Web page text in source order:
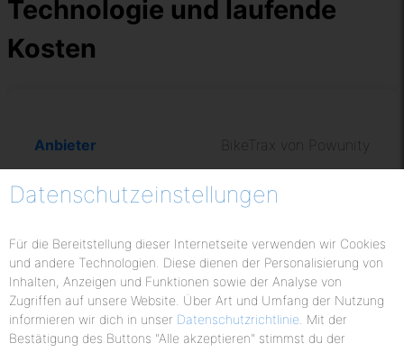
Technologie und laufende
Kosten
BikeTrax von Powunity
Link zum Biketrax
Winnes / TKStar TK806
Datenschutzeinstellungen
Für die Bereitstellung dieser Internetseite verwenden wir Cookies
und andere Technologien. Diese dienen der Personalisierung von
Inhalten, Anzeigen und Funktionen sowie der Analyse von
Zugriffen auf unsere Website. Über Art und Umfang der Nutzung
informieren wir dich in unser Datenschutzrichtlinie . Mit der
Bestätigung des Buttons "Alle akzeptieren" stimmst du der